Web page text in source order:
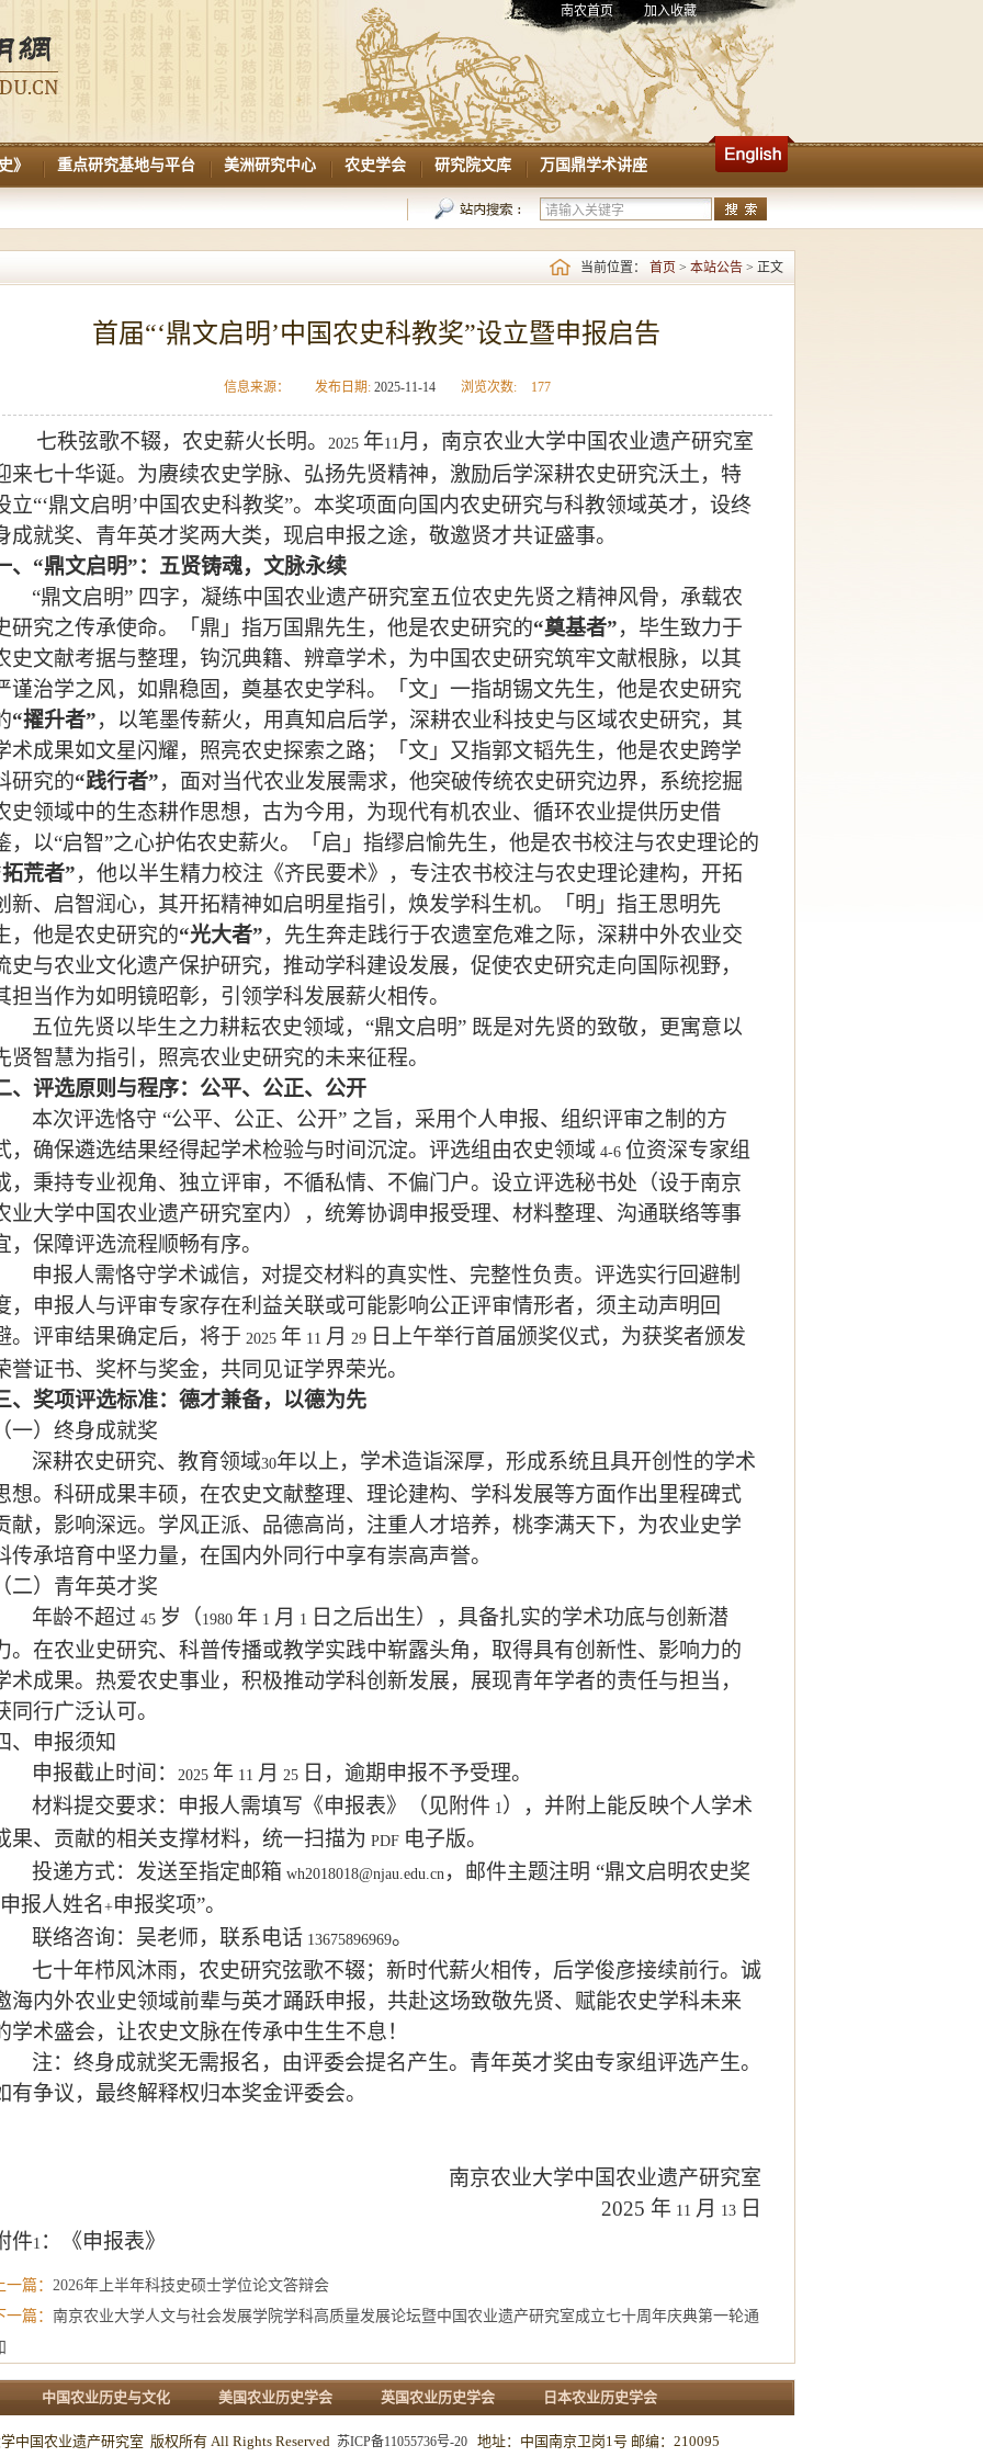
南农首页 加入收藏
》 重点研究基地与平台 美洲研究中心 农史学会 研究院文库 万国鼎学术讲座
当前位置： 首页 > 本站公告 > 正文
首届“‘鼎文启明’中国农史科教奖”设立暨申报启告
信息来源： 发布日期: 2025-11-14 浏览次数: 177
七秩弦歌不辍，农史薪火长明。 2025 年11 月，南京农业大学中国农业遗产研究室
来七十华诞。为赓续农史学脉、弘扬先贤精神，激励后学深耕农史研究沃土，特
立“‘鼎文启明’中国农史科教奖”。本奖项面向国内农史研究与科教领域英才，设终
成就奖、青年英才奖两大类，现启申报之途，敬邀贤才共证盛事。
、“鼎文启明”：五贤铸魂，文脉永续
“鼎文启明” 四字，凝练中国农业遗产研究室五位农史先贤之精神风骨，承载农
研究之传承使命。「鼎」指万国鼎先生，他是农史研究的“奠基者”，毕生致力于
史文献考据与整理，钩沉典籍、辨章学术，为中国农史研究筑牢文献根脉，以其
谨治学之风，如鼎稳固，奠基农史学科。「文」一指胡锡文先生，他是农史研究
“擢升者”，以笔墨传薪火，用真知启后学，深耕农业科技史与区域农史研究，其
术成果如文星闪耀，照亮农史探索之路；「文」又指郭文韬先生，他是农史跨学
研究的“践行者”，面对当代农业发展需求，他突破传统农史研究边界，系统挖掘
史领域中的生态耕作思想，古为今用，为现代有机农业、循环农业提供历史借
，以“启智”之心护佑农史薪火。「启」指缪启愉先生，他是农书校注与农史理论的
荒者”，他以半生精力校注《齐民要术》，专注农书校注与农史理论建构，开拓
新、启智润心，其开拓精神如启明星指引，焕发学科生机。「明」指王思明先
，他是农史研究的“光大者”，先生奔走践行于农遗室危难之际，深耕中外农业交
史与农业文化遗产保护研究，推动学科建设发展，促使农史研究走向国际视野，
担当作为如明镜昭彰，引领学科发展薪火相传。
五位先贤以毕生之力耕耘农史领域，“鼎文启明” 既是对先贤的致敬，更寓意以
贤智慧为指引，照亮农业史研究的未来征程。
、评选原则与程序：公平、公正、公开
本次评选恪守 “公平、公正、公开” 之旨，采用个人申报、组织评审之制的方
，确保遴选结果经得起学术检验与时间沉淀。评选组由农史领域 4-6 位资深专家组
，秉持专业视角、独立评审，不循私情、不偏门户。设立评选秘书处（设于南京
业大学中国农业遗产研究室内），统筹协调申报受理、材料整理、沟通联络等事
，保障评选流程顺畅有序。
申报人需恪守学术诚信，对提交材料的真实性、完整性负责。评选实行回避制
，申报人与评审专家存在利益关联或可能影响公正评审情形者，须主动声明回
。评审结果确定后，将于 2025 年 11 月 29 日上午举行首届颁奖仪式，为获奖者颁发
誉证书、奖杯与奖金，共同见证学界荣光。
、奖项评选标准：德才兼备，以德为先
一）终身成就奖
深耕农史研究、教育领域30年以上，学术造诣深厚，形成系统且具开创性的学术
想。科研成果丰硕，在农史文献整理、理论建构、学科发展等方面作出里程碑式
献，影响深远。学风正派、品德高尚，注重人才培养，桃李满天下，为农业史学
传承培育中坚力量，在国内外同行中享有崇高声誉。
二）青年英才奖
年龄不超过 45 岁（ 1980 年 1 月 1 日之后出生），具备扎实的学术功底与创新潜
。在农业史研究、科普传播或教学实践中崭露头角，取得具有创新性、影响力的
术成果。热爱农史事业，积极推动学科创新发展，展现青年学者的责任与担当，
同行广泛认可。
、申报须知
申报截止时间：
2025 年 11 月 25 日，逾期申报不予受理。
材料提交要求：申报人需填写《申报表》（见附件 1 ），并附上能反映个人学术
果、贡献的相关支撑材料，统一扫描为 PDF 电子版。
投递方式：发送至指定邮箱 wh2018018@njau.edu.cn ，邮件主题注明 “鼎文启明农史奖
申报人姓名+申报奖项”。
联络咨询：吴老师，联系电话 13675896969。
七十年栉风沐雨，农史研究弦歌不辍；新时代薪火相传，后学俊彦接续前行。诚
海内外农业史领域前辈与英才踊跃申报，共赴这场致敬先贤、赋能农史学科未来
学术盛会，让农史文脉在传承中生生不息！
注：终身成就奖无需报名，由评委会提名产生。青年英才奖由专家组评选产生。
有争议，最终解释权归本奖金评委会。
南京农业大学中国农业遗产研究室
2025 年 11 月 13 日
件1 ：《申报表》
一篇： 2026年上半年科技史硕士学位论文答辩会
一篇： 南京农业大学人文与社会发展学院学科高质量发展论坛暨中国农业遗产研究室成立七十周年庆典第一轮通
中国农业历史与文化 美国农业历史学会 英国农业历史学会 日本农业历史学会
中国农业遗产研究室 版权所有 All Rights Reserved 苏ICP备11055736号-20地址：中国南京卫岗1号 邮编：210095